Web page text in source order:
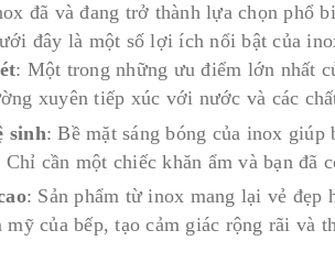
đã và đang trở thành lựa chọn phổ
đây là một số lợi ích nổi bật của
: Một trong những ưu điểm lớn nhất
xuyên tiếp xúc với nước và các
sinh: Bề mặt sáng bóng của inox
cần một chiếc khăn ẩm và bạn đã
: Sản phẩm từ inox mang lại vẻ đẹp
của bếp, tạo cảm giác rộng rãi và